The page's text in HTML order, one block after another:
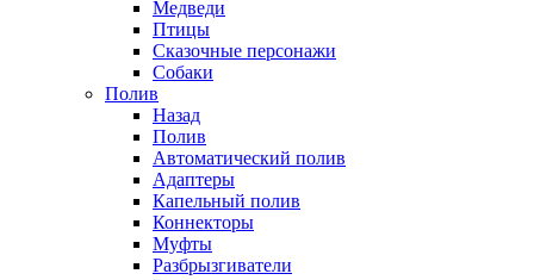
Медведи
Птицы
Сказочные персонажи
Собаки
Полив
Назад
Полив
Автоматический полив
Адаптеры
Капельный полив
Коннекторы
Муфты
Разбрызгиватели